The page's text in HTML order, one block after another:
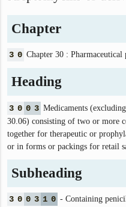
Chapter
3 0 Chapter 30 : Pharmaceutical
Heading
3 0 0 3 Medicaments
30.06) consisting of two or more
together for therapeutic or
or in forms or packings for retail
Subheading
3 0 0 3 1 0 - Containing